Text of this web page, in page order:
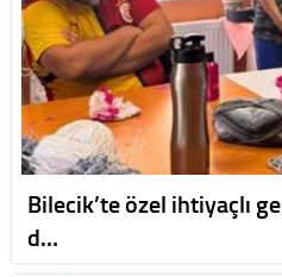
Bilecik’te özel ihtiyaçlı
d…